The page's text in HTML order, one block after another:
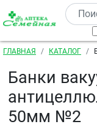
Перейти к
Строка
ГЛАВНАЯ КАТАЛОГ
Банки
50мм №2